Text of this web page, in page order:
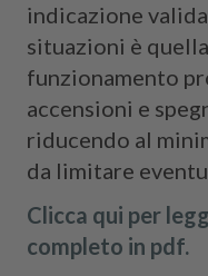
indicazione
situazioni è
funzionamento
accensioni e
riducendo al
da limitare
Clicca qui per
completo in pdf.